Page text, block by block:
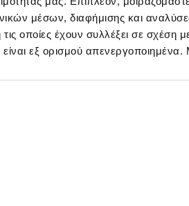
μέσων, διαφήμισης και
οποίες έχουν συλλέξει σε
εξ ορισμού